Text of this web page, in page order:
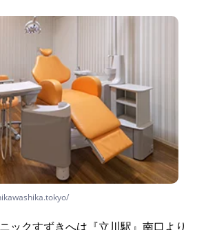
ックすずきへは『立川駅』南口より